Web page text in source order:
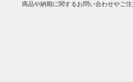
商品や納期に関するお問い合わせやご